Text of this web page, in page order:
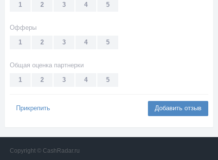
5
4
3
2
1
Офферы
5
4
3
2
1
Общая оценка партнерки
5
4
3
2
1
Добавить отзыв
Прикрепить
Copyright © CashRadar.ru